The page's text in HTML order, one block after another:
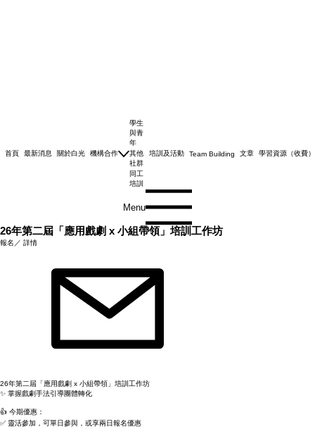
學生
與青
年
其他
社群
培訓
Menu
26年第二屆「應用戲劇 x 小組帶領」培訓工作坊
✨ 掌握戲劇手法引導團體轉化